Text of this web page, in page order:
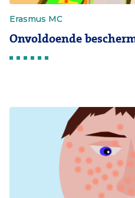
Erasmus MC
Onvoldoende